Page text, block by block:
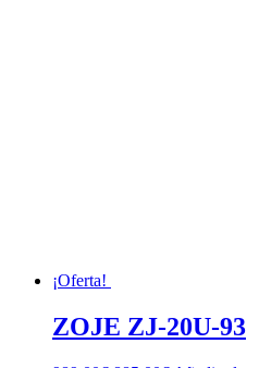
¡Oferta!
ZOJE ZJ-20U-93